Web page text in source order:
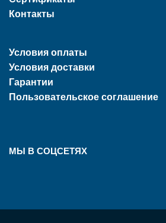
Контакты
Условия оплаты
Условия доставки
Гарантии
Пользовательское соглашение
МЫ В СОЦСЕТЯХ